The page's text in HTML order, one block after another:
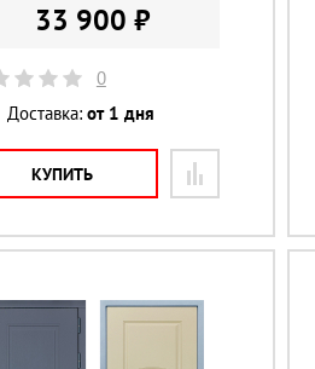
33 900 ₽
0
Доставка: от 1 дня
КУПИТЬ